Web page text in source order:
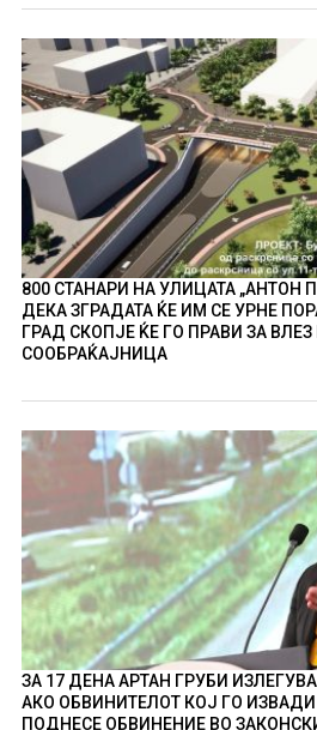
800 СТАНАРИ НА УЛИЦАТА „АНТОН
ДЕКА ЗГРАДАТА ЌЕ ИМ СЕ УРНЕ
ГРАД СКОПЈЕ ЌЕ ГО ПРАВИ ЗА
СООБРАЌАЈНИЦА
ЗА 17 ДЕНА АРТАН ГРУБИ
АКО ОБВИНИТЕЛОТ КОЈ ГО
ПОДНЕСЕ ОБВИНЕНИЕ ВО